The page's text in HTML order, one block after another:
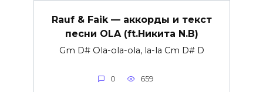
Rauf & Faik — аккорды и текст
песни OLA (ft.Никита N.B)
Gm D# Ola-ola-ola, la-la Cm D# D
0 659